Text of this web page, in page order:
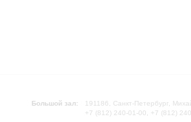
Большой зал:
191186, Санкт-Петербург,
+7 (812) 240-01-00, +7 (812)